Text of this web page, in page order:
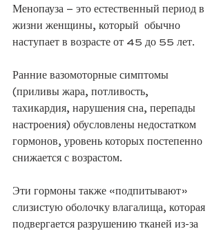
Менопауза – это естественный период в
жизни женщины, который  обычно
наступает в возрасте от 45 до 55 лет.
Ранние вазомоторные симптомы
(приливы жара, потливость,
тахикардия, нарушения сна, перепады
настроения) обусловлены недостатком
гормонов, уровень которых постепенно
снижается с возрастом.
Эти гормоны также «подпитывают»
слизистую оболочку влагалища, которая
подвергается разрушению тканей из-за